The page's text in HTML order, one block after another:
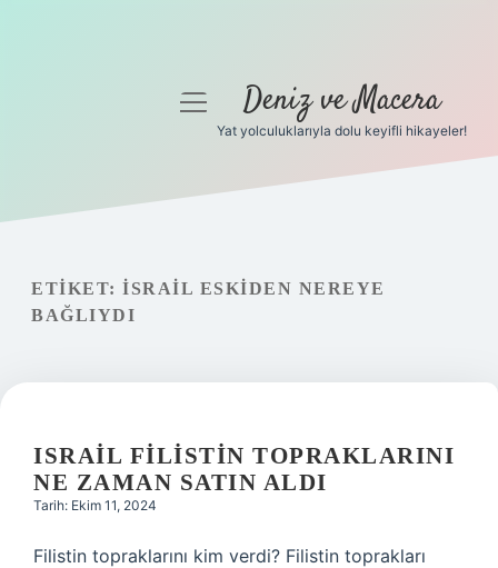
Gizlilik Politikası
Hakkımızda
menüyüDeniz ve Macera
Yat yolculuklarıyla dolu keyifli hikayeler!
ETIKET: İSRAIL ESKIDEN NEREYE
BAĞLIYDI
ISRAIL FILISTIN TOPRAKLARINI
NE ZAMAN SATIN ALDI
Tarih: Ekim 11, 2024
Filistin topraklarını kim verdi? Filistin toprakları